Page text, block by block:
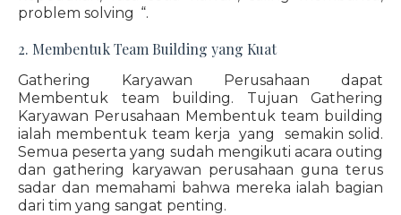
problem solving “.
2. Membentuk Team Building yang Kuat
Gathering Karyawan Perusahaan dapat
Membentuk team building. Tujuan Gathering
Karyawan Perusahaan Membentuk team building
ialah membentuk team kerja yang semakin solid.
Semua peserta yang sudah mengikuti acara outing
dan gathering karyawan perusahaan guna terus
sadar dan memahami bahwa mereka ialah bagian
dari tim yang sangat penting.